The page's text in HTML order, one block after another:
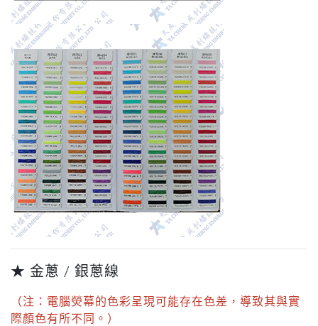
★ 金蔥 / 銀蔥線
（注：電腦熒幕的色彩呈現可能存在色差，導致其與實
際顏色有所不同。）